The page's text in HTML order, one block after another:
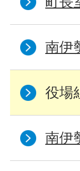
南伊
役場
南伊